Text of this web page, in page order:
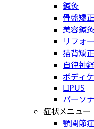
鍼灸
骨盤矯正
美容鍼灸
リフォ
猫背矯正
自律神
ボディ
LIPUS
パーソ
症状メニュー
顎関節症